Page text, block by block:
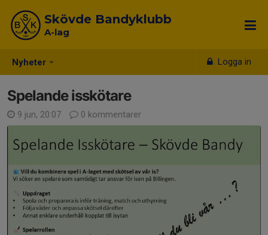
Nyheter Logga in
Skövde Bandyklubb
A-lag
Spelande isskötare
9 jun, 20:07 0 kommentarer